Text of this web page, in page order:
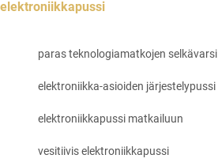
elektroniikkapussi
paras teknologiamatkojen selkävarsi
elektroniikka-asioiden järjestelypussi
elektroniikkapussi matkailuun
vesitiivis elektroniikkapussi